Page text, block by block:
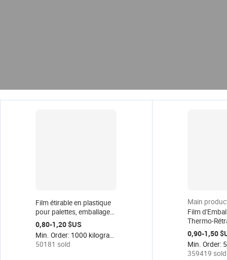
Film étirable en plastique
pour palettes, emballage
23 microns, rouleau de 50
cm, 23 microns, 500 mm
0,80-1,20 $US
50181 sold
Main
Film
Thermo-
Transparent
Industriel
Film
Transparent
0,90-1,50
359419 sold